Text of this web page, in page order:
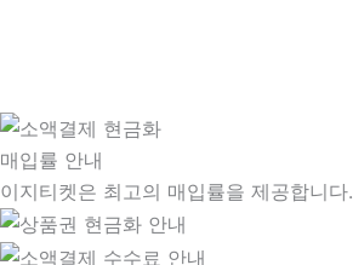
매입률 안내
이지티켓은 최고의 매입률을 제공합니다.